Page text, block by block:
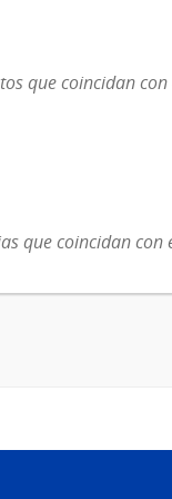
que coincidan con
que coincidan con